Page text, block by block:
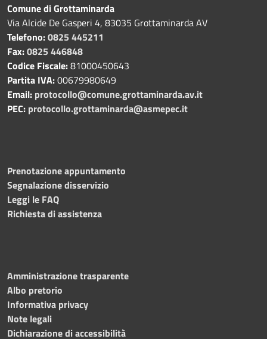
Comune di Grottaminarda
Via Alcide De Gasperi 4, 83035 Grottaminarda AV
Telefono:0825 445211
Fax:0825 446848
Codice Fiscale:81000450643
Partita IVA:00679980649
Email: protocollo@comune.grottaminarda.av.it
PEC: protocollo.grottaminarda@asmepec.it
Prenotazione appuntamento
Segnalazione disservizio
Leggi le FAQ
Richiesta di assistenza
Amministrazione trasparente
Albo pretorio
Informativa privacy
Note legali
Dichiarazione di accessibilità